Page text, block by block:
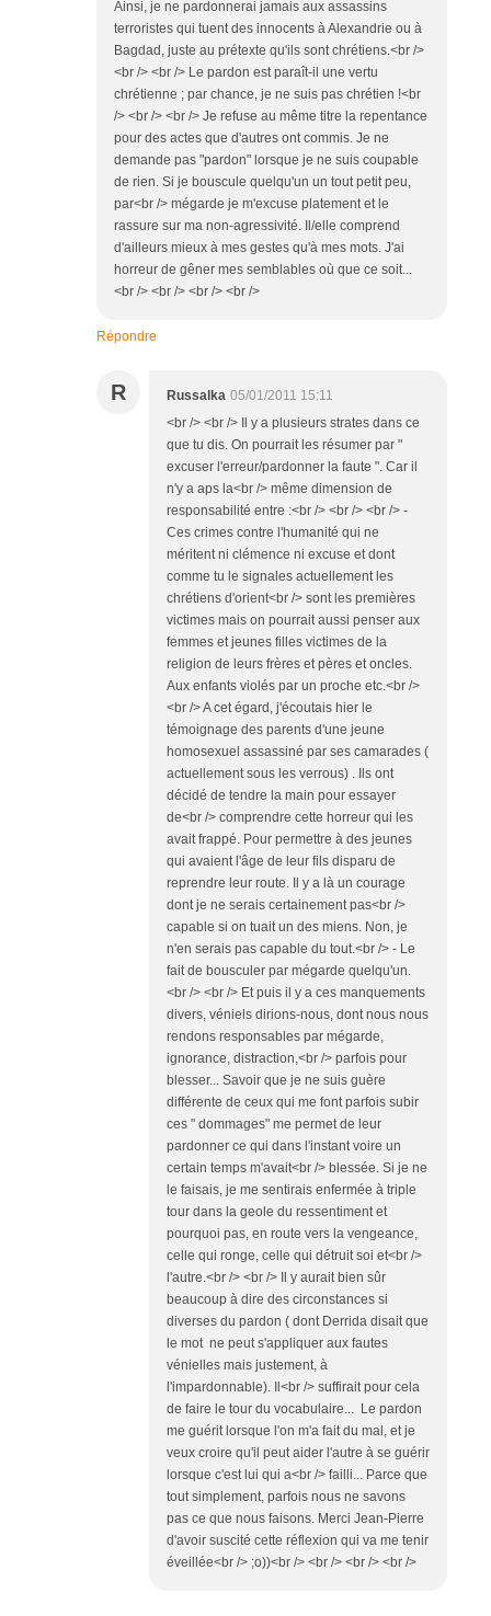
Ainsi, je ne pardonnerai jamais aux assassins
terroristes qui tuent des innocents à Alexandrie ou à
Bagdad, juste au prétexte qu'ils sont chrétiens.<br />
<br /> <br /> Le pardon est paraît-il une vertu
chrétienne ; par chance, je ne suis pas chrétien !<br
/> <br /> <br /> Je refuse au même titre la repentance
pour des actes que d'autres ont commis. Je ne
demande pas "pardon" lorsque je ne suis coupable
de rien. Si je bouscule quelqu'un un tout petit peu,
par<br /> mégarde je m'excuse platement et le
rassure sur ma non-agressivité. Il/elle comprend
d'ailleurs mieux à mes gestes qu'à mes mots. J'ai
horreur de gêner mes semblables où que ce soit...
<br /> <br /> <br /> <br />
Répondre
R Russalka 05/01/2011 15:11
<br /> <br /> Il y a plusieurs strates dans ce
que tu dis. On pourrait les résumer par "
excuser l'erreur/pardonner la faute ". Car il
n'y a aps la<br /> même dimension de
responsabilité entre :<br /> <br /> <br /> -
Ces crimes contre l'humanité qui ne
méritent ni clémence ni excuse et dont
comme tu le signales actuellement les
chrétiens d'orient<br /> sont les premières
victimes mais on pourrait aussi penser aux
femmes et jeunes filles victimes de la
religion de leurs frères et pères et oncles.
Aux enfants violés par un proche etc.<br />
<br /> A cet égard, j'écoutais hier le
témoignage des parents d'une jeune
homosexuel assassiné par ses camarades (
actuellement sous les verrous) . Ils ont
décidé de tendre la main pour essayer
de<br /> comprendre cette horreur qui les
avait frappé. Pour permettre à des jeunes
qui avaient l'âge de leur fils disparu de
reprendre leur route. Il y a là un courage
dont je ne serais certainement pas<br />
capable si on tuait un des miens. Non, je
n'en serais pas capable du tout.<br /> - Le
fait de bousculer par mégarde quelqu'un.
<br /> <br /> Et puis il y a ces manquements
divers, véniels dirions-nous, dont nous nous
rendons responsables par mégarde,
ignorance, distraction,<br /> parfois pour
blesser... Savoir que je ne suis guère
différente de ceux qui me font parfois subir
ces " dommages" me permet de leur
pardonner ce qui dans l'instant voire un
certain temps m'avait<br /> blessée. Si je ne
le faisais, je me sentirais enfermée à triple
tour dans la geole du ressentiment et
pourquoi pas, en route vers la vengeance,
celle qui ronge, celle qui détruit soi et<br />
l'autre.<br /> <br /> Il y aurait bien sûr
beaucoup à dire des circonstances si
diverses du pardon ( dont Derrida disait que
le mot ne peut s'appliquer aux fautes
vénielles mais justement, à
l'impardonnable). Il<br /> suffirait pour cela
de faire le tour du vocabulaire... Le pardon
me guérit lorsque l'on m'a fait du mal, et je
veux croire qu'il peut aider l'autre à se guérir
lorsque c'est lui qui a<br /> failli... Parce que
tout simplement, parfois nous ne savons
pas ce que nous faisons. Merci Jean-Pierre
d'avoir suscité cette réflexion qui va me tenir
éveillée<br /> ;o))<br /> <br /> <br /> <br />